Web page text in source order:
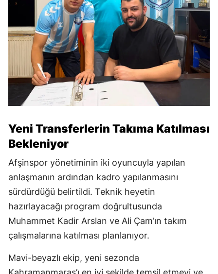
Yeni Transferlerin Takıma Katılması
Bekleniyor
Afşinspor yönetiminin iki oyuncuyla yapılan
anlaşmanın ardından kadro yapılanmasını
sürdürdüğü belirtildi. Teknik heyetin
hazırlayacağı program doğrultusunda
Muhammet Kadir Arslan ve Ali Çam’ın takım
çalışmalarına katılması planlanıyor.
Mavi-beyazlı ekip, yeni sezonda